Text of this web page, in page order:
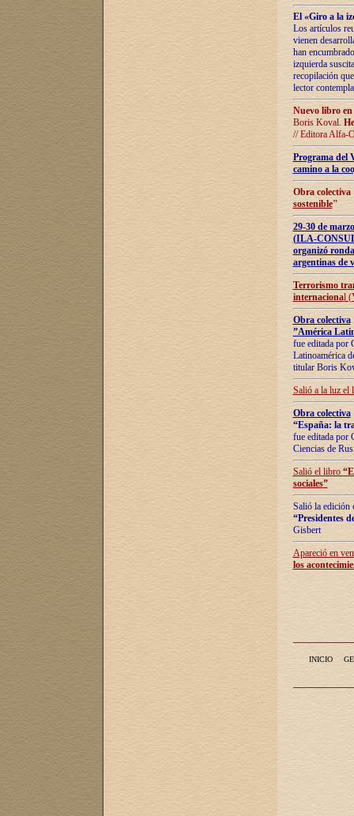
El «Giro a la
Los artículos
vienen
han
izquierda
recopilación
lector
Nuevo libro
Boris Koval.
// Editora Alfa-
Programa del
camino a la
Obra
sostenible"
29-30 de
(ILA-
organizó
argentinas de
Terrorismo
internacional
Obra colectiva
”América
fue editada por
Latinoamérica
titular Boris
Salió a la luz el
Obra colectiva
“España: la
fue editada por
Ciencias de
Salió el libro “
sociales”
Salió la edición
“Presidentes
Gisbert
Apareció en
los
INICIO